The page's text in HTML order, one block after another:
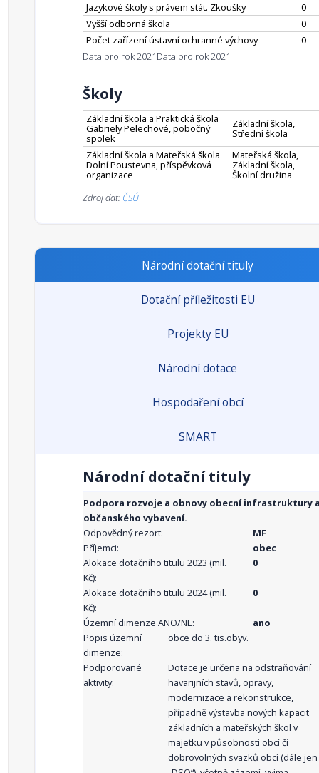
Jazykové školy s právem stát. Zkoušky
0
Vyšší odborná škola
0
Počet zařízení ústavní ochranné výchovy
0
Data pro rok 2021Data pro rok 2021
Školy
Základní škola a Praktická škola
Gabriely Pelechové, pobočný
spolek
Základní škola,
Střední škola
Základní škola a Mateřská škola
Dolní Poustevna, příspěvková
organizace
Mateřská škola,
Základní škola,
Školní družina
Zdroj dat: ČSÚ
Národní dotační tituly
Dotační příležitosti EU
Projekty EU
Národní dotace
Hospodaření obcí
SMART
Národní dotační tituly
Podpora rozvoje a obnovy obecní infrastruktury
občanského vybavení.
Odpovědný rezort:
MF
Příjemci:
obec
Alokace dotačního titulu 2023 (mil.
Kč):
0
Alokace dotačního titulu 2024 (mil.
Kč):
0
Územní dimenze ANO/NE:
ano
Popis územní
dimenze:
obce do 3. tis.obyv.
Podporované
aktivity:
Dotace je určena na odstraňování
havarijních stavů, opravy,
modernizace a rekonstrukce,
případně výstavba nových kapacit
základních a mateřských škol v
majetku v působnosti obcí či
dobrovolných svazků obcí (dále jen